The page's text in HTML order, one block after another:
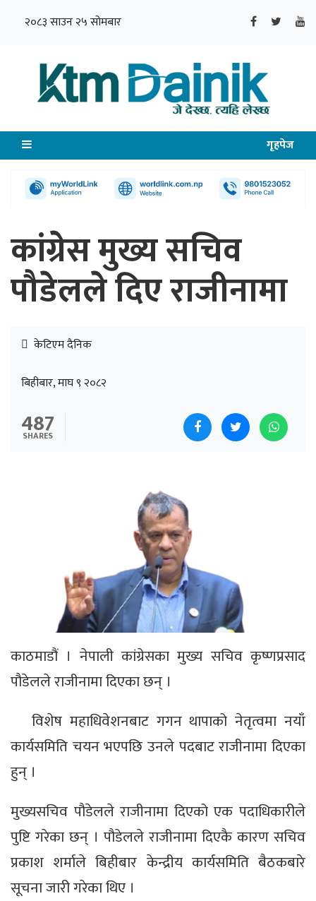
२०८३ साउन २५ सोमबार
गृहपेज
कांग्रेस मुख्य सचिव
पौडेलले दिए राजीनामा
केटिएम दैनिक
बिहीबार, माघ ९ २०८२
487
SHARES
काठमाडौं । नेपाली कांग्रेसका मुख्य सचिव कृष्णप्रसाद
पौडेलले राजीनामा दिएका छन् ।
विशेष महाधिवेशनबाट गगन थापाको नेतृत्वमा नयाँ
कार्यसमिति चयन भएपछि उनले पदबाट राजीनामा दिएका
हुन् ।
मुख्यसचिव पौडेलले राजीनामा दिएको एक पदाधिकारीले
पुष्टि गरेका छन् । पौडेलले राजीनामा दिएकै कारण सचिव
प्रकाश शर्माले बिहीबार केन्द्रीय कार्यसमिति बैठकबारे
सूचना जारी गरेका थिए ।